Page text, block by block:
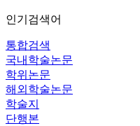
인기검색어
통합검색
국내학술논문
학위논문
해외학술논문
학술지
단행본